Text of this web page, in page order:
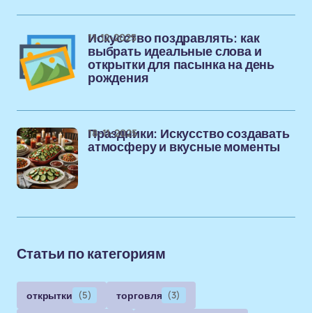
Искусство поздравлять: как
выбрать идеальные слова и
открытки для пасынка на день
рождения
11-12-2025
Праздники: Искусство создавать
атмосферу и вкусные моменты
18-11-2025
Статьи по категориям
открытки (5) торговля (3)